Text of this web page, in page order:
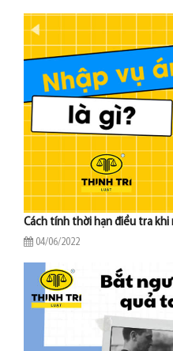
Cách tính thời hạn điều tra khi
04/06/2022